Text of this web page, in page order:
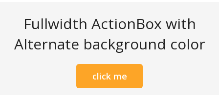
Fullwidth ActionBox with
Alternate background color
click me